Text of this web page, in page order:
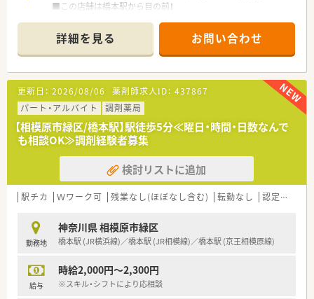
■この店舗は橋本駅から目の前！
■面対応で幅広い処方を学ぶことができます
■在宅業務にも積極的に取り組んでいます
■外来対応＋在宅調剤・監査のお仕事
■火・木曜日入れる方歓迎！
週3～5日程度、曜日応相談
■年中無休の店舗なので、土日働きたい方や遅い時間だけ働きた
い方などもシフトご相談可能
詳細を見る お問い合わせ
更新日： 2026/08/06 薬剤師求人ID： 437867
パート・アルバイト
調剤薬局
【相模原市緑区/橋本駅】駅徒歩5分≪曜日・時間・日数なんで
も相談OK≫調剤経験者募集
検討リストに追加
駅チカ Ｗワーク可 残業なし(ほぼなし含む) 転勤なし 認定薬剤師取得支援あり
勤務地
神奈川県 相模原市緑区
橋本駅 (JR横浜線)／橋本駅 (JR相模線)／橋本駅 (京王相模原線)
給与
時給2,000円～2,300円
※スキル・シフトにより応相談